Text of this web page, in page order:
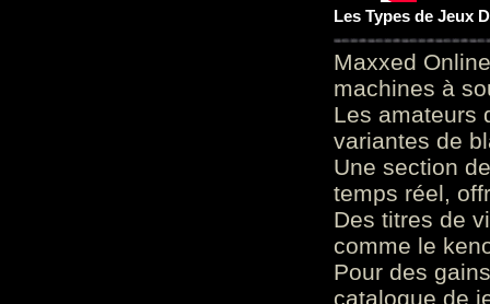
Les Types de Jeux
Maxxed
machines à
Les amateurs
variantes de
Une section
temps réel,
Des titres de
comme le
Pour des
catalogue de